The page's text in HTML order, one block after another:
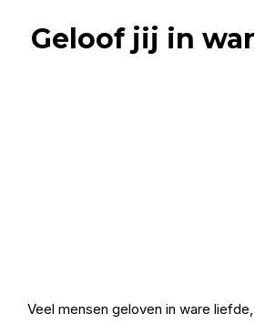
Geloof jij in
Veel mensen geloven in ware